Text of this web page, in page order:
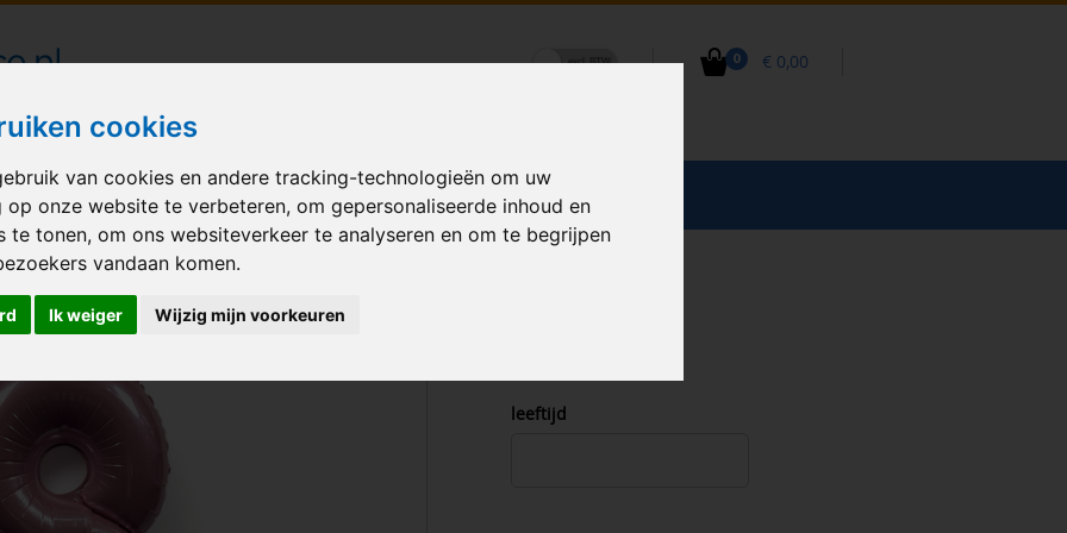
cookies
van cookies en andere tracking-technologieën om uw
op onze website te verbeteren, om gepersonaliseerde inhoud en
te tonen, om ons websiteverkeer te analyseren en om te begrijpen
vandaan komen.
Ik weiger Wijzig mijn voorkeuren
0 € 0,00
bezorgd in heel Nederland
Sand Gold
BALLONNEN GELEGENHEID VERHUUR BEDRUKKEN ACCESSOIRES
leeftijd